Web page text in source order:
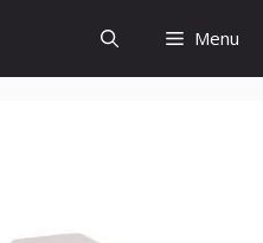
Menu